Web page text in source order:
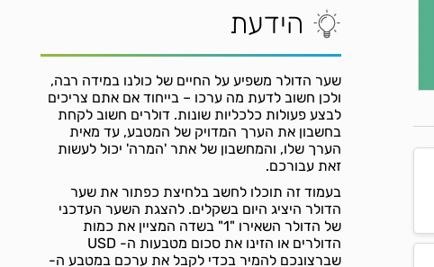
הידעת
שער הדולר משפיע על החיים של כולנו במידה רבה,
ולכן חשוב לדעת מה ערכו – בייחוד אם אתם צריכים
לבצע פעולות כלכליות שונות. דולרים חשוב לקחת
בחשבון את הערך המדויק של המטבע, עד מאית
הערך שלו, והמחשבון של אתר 'המרה' יכול לעשות
זאת עבורכם.
בעמוד זה תוכלו לחשב בלחיצת כפתור את שער
הדולר היציג היום בשקלים. להצגת השער העדכני
של הדולר השאירו "1" בשדה המציין את כמות
הדולרים או הזינו את סכום מטבעות ה- USD
שברצונכם להמיר בכדי לקבל את ערכם במטבע ה-